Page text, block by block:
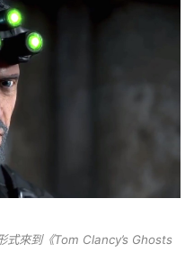
式來到《Tom Clancy’s Ghosts